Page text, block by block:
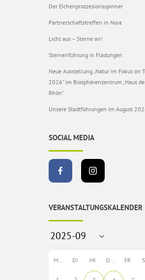
Der Eichenprozzesionsspinner
Partnerschaftstreffen in Nora
Licht aus – Sterne an!
Sternenführung in Fladungen
Neue Ausstellung „Natur im Fokus on
2026“ im Biosphärenzentrum „Haus
Rhön“
Unsere Stadtführungen im August
SOCIAL MEDIA
VERANSTALTUNGSKALENDER
MO DI MI DO FR